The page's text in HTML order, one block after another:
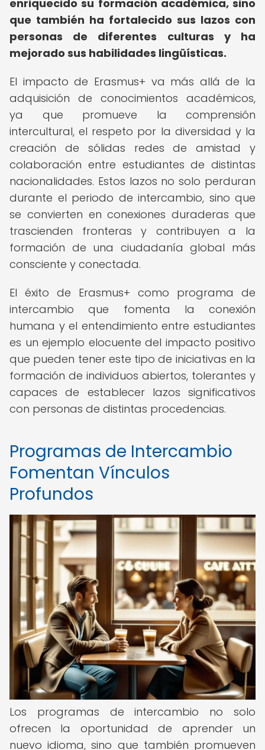
enriquecido su formación académica, sino
que también ha fortalecido sus lazos con
personas de diferentes culturas y ha
mejorado sus habilidades lingüísticas.
El impacto de Erasmus+ va más allá de la
adquisición de conocimientos académicos,
ya que promueve la comprensión
intercultural, el respeto por la diversidad y la
creación de sólidas redes de amistad y
colaboración entre estudiantes de distintas
nacionalidades. Estos lazos no solo perduran
durante el periodo de intercambio, sino que
se convierten en conexiones duraderas que
trascienden fronteras y contribuyen a la
formación de una ciudadanía global más
consciente y conectada.
El éxito de Erasmus+ como programa de
intercambio que fomenta la conexión
humana y el entendimiento entre estudiantes
es un ejemplo elocuente del impacto positivo
que pueden tener este tipo de iniciativas en la
formación de individuos abiertos, tolerantes y
capaces de establecer lazos significativos
con personas de distintas procedencias.
Programas de Intercambio
Fomentan Vínculos
Profundos
Los programas de intercambio no solo
ofrecen la oportunidad de aprender un
nuevo idioma, sino que también promueven